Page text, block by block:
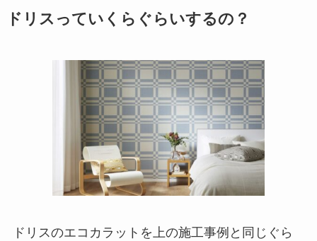
ドリスっていくらぐらいするの？
ドリスのエコカラットを上の施工事例と同じぐら